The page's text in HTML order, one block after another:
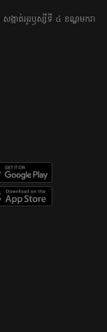
កាត់អូរឫស្សីទី ៤ ខណ្ឌមករា